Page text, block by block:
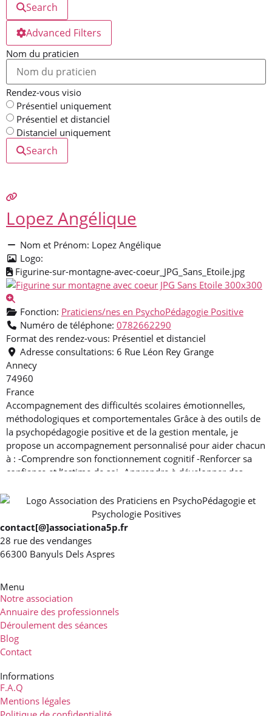
Search
Advanced Filters
Nom du praticien
Rendez-vous visio
Présentiel uniquement
Présentiel et distanciel
Distanciel uniquement
Search
Lopez Angélique
Nom et Prénom: Lopez Angélique
Logo:
Figurine-sur-montagne-avec-coeur_JPG_Sans_Etoile.jpg
Fonction: Praticiens/nes en PsychoPédagogie Positive
Numéro de téléphone: 0782662290
Format des rendez-vous: Présentiel et distanciel
Adresse consultations: 6 Rue Léon Rey Grange
Annecy
74960
France
Accompagnement des difficultés scolaires émotionnelles,
méthodologiques et comportementales Grâce à des outils de
la psychopédagogie positive et de la gestion mentale, je
propose un accompagnement personnalisé pour aider chacun
à : -Comprendre son fonctionnement cognitif -Renforcer sa
confiance et l’estime de soi -Apprendre à développer des
cadre rassurant Public accueilli :Read more...
contact[@]associationa5p.fr
28 rue des vendanges
66300 Banyuls Dels Aspres
Menu
Notre association
Annuaire des professionnels
Déroulement des séances
Blog
Contact
Informations
F.A.Q
Mentions légales